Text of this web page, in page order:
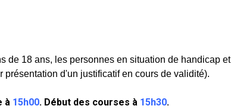
de 18 ans, les personnes en situation de handicap et
présentation d'un justificatif en cours de validité).
à 15h00. Début des courses à 15h30.